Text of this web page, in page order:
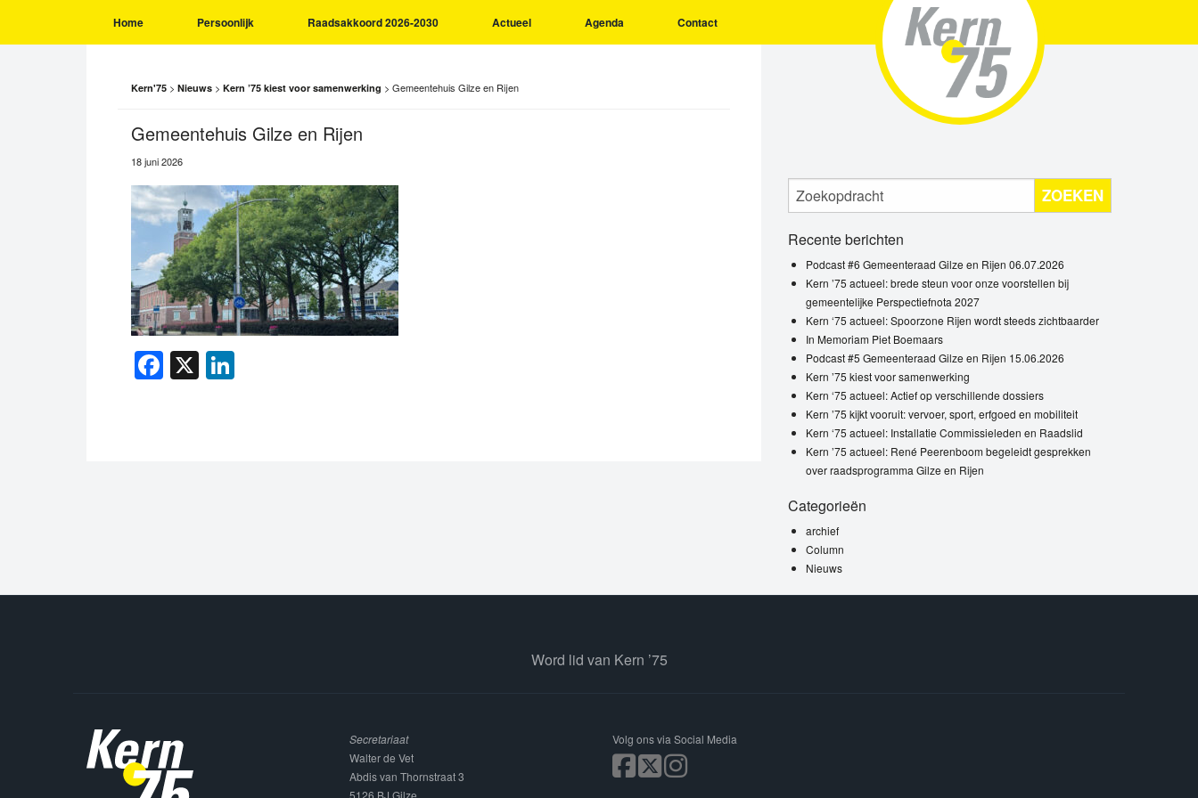
Home Persoonlijk Raadsakkoord 2026-2030 Actueel Agenda Contact
Kern'75 > Nieuws > Kern ’75 kiest voor samenwerking > Gemeentehuis Gilze en Rijen
Gemeentehuis Gilze en Rijen
18 juni 2026
Facebook
X
ZOEKEN
Recente berichten
Podcast #6 Gemeenteraad Gilze en Rijen 06.07.2026
Kern ’75 actueel: brede steun voor onze voorstellen bij
gemeentelijke Perspectiefnota 2027
Kern ‘75 actueel: Spoorzone Rijen wordt steeds zichtbaarder
In Memoriam Piet Boemaars
Podcast #5 Gemeenteraad Gilze en Rijen 15.06.2026
Kern ’75 kiest voor samenwerking
Kern ‘75 actueel: Actief op verschillende dossiers
Kern ’75 kijkt vooruit: vervoer, sport, erfgoed en mobiliteit
Kern ‘75 actueel: Installatie Commissieleden en Raadslid
Kern ’75 actueel: René Peerenboom begeleidt gesprekken
over raadsprogramma Gilze en Rijen
Categorieën
archief
Column
Nieuws
Word lid van Kern ’75
Secretariaat
Walter de Vet
Abdis van Thornstraat 3
5126 BJ Gilze
Volg ons via Social Media